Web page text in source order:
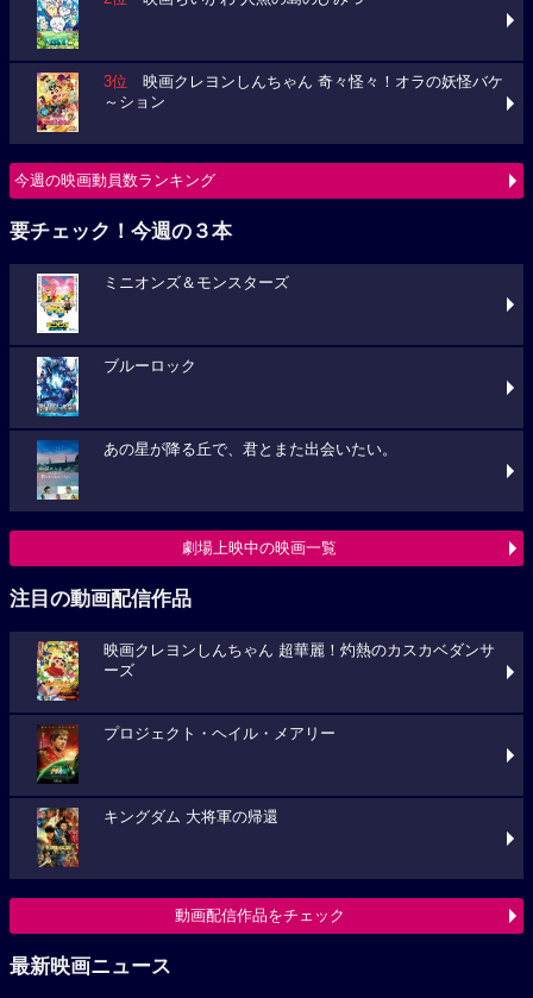
3位 映画クレヨンしんちゃん 奇々怪々！オラの妖怪バケ
～ション
今週の映画動員数ランキング
要チェック！今週の３本
ミニオンズ＆モンスターズ
ブルーロック
あの星が降る丘で、君とまた出会いたい。
劇場上映中の映画一覧
注目の動画配信作品
映画クレヨンしんちゃん 超華麗！灼熱のカスカベダンサ
ーズ
プロジェクト・ヘイル・メアリー
キングダム 大将軍の帰還
動画配信作品をチェック
最新映画ニュース